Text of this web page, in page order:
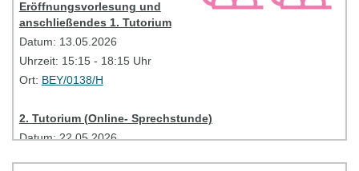
Eröffnungsvorlesung und
anschließendes 1. Tutorium
Datum: 13.05.2026
Uhrzeit: 15:15 - 18:15 Uhr
Ort: BEY/0138/H
2. Tutorium (Online- Sprechstunde)
Datum:22.05.2026